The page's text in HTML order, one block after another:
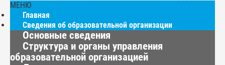
МЕНЮ
Главная
Сведения об образовательной организации
Основные сведения
Структура и органы управления
образовательной организацией